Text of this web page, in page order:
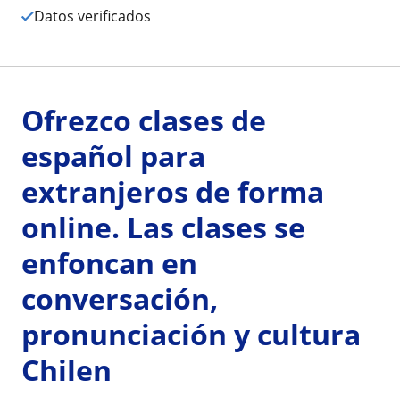
Datos verificados
Ofrezco clases de
español para
extranjeros de forma
online. Las clases se
enfoncan en
conversación,
pronunciación y cultura
Chilen